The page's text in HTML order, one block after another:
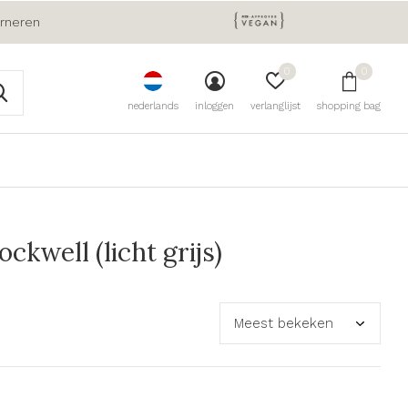
nederlands inloggen verlanglijst
0
shopping bag
0
(licht grijs)